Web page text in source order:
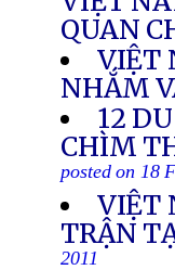
QUAN
VIỆT
NHẮM
12
CHÌM
posted on 18
VIỆT
TRẬN